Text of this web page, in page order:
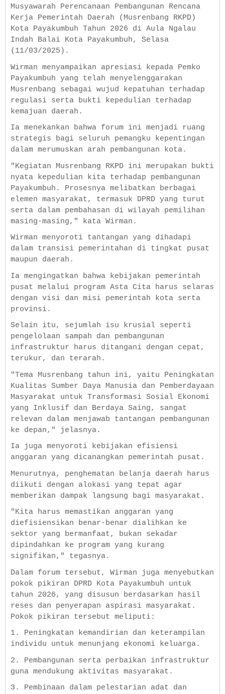
Musyawarah Perencanaan Pembangunan Rencana
Kerja Pemerintah Daerah (Musrenbang RKPD)
Kota Payakumbuh Tahun 2026 di Aula Ngalau
Indah Balai Kota Payakumbuh, Selasa
(11/03/2025).
Wirman menyampaikan apresiasi kepada Pemko
Payakumbuh yang telah menyelenggarakan
Musrenbang sebagai wujud kepatuhan terhadap
regulasi serta bukti kepedulian terhadap
kemajuan daerah.
Ia menekankan bahwa forum ini menjadi ruang
strategis bagi seluruh pemangku kepentingan
dalam merumuskan arah pembangunan kota.
"Kegiatan Musrenbang RKPD ini merupakan bukti
nyata kepedulian kita terhadap pembangunan
Payakumbuh. Prosesnya melibatkan berbagai
elemen masyarakat, termasuk DPRD yang turut
serta dalam pembahasan di wilayah pemilihan
masing-masing," kata Wirman.
Wirman menyoroti tantangan yang dihadapi
dalam transisi pemerintahan di tingkat pusat
maupun daerah.
Ia mengingatkan bahwa kebijakan pemerintah
pusat melalui program Asta Cita harus selaras
dengan visi dan misi pemerintah kota serta
provinsi.
Selain itu, sejumlah isu krusial seperti
pengelolaan sampah dan pembangunan
infrastruktur harus ditangani dengan cepat,
terukur, dan terarah.
"Tema Musrenbang tahun ini, yaitu Peningkatan
Kualitas Sumber Daya Manusia dan Pemberdayaan
Masyarakat untuk Transformasi Sosial Ekonomi
yang Inklusif dan Berdaya Saing, sangat
relevan dalam menjawab tantangan pembangunan
ke depan," jelasnya.
Ia juga menyoroti kebijakan efisiensi
anggaran yang dicanangkan pemerintah pusat.
Menurutnya, penghematan belanja daerah harus
diikuti dengan alokasi yang tepat agar
memberikan dampak langsung bagi masyarakat.
"Kita harus memastikan anggaran yang
diefisiensikan benar-benar dialihkan ke
sektor yang bermanfaat, bukan sekadar
dipindahkan ke program yang kurang
signifikan," tegasnya.
Dalam forum tersebut, Wirman juga menyebutkan
pokok pikiran DPRD Kota Payakumbuh untuk
tahun 2026, yang disusun berdasarkan hasil
reses dan penyerapan aspirasi masyarakat.
Pokok pikiran tersebut meliputi:
1. Peningkatan kemandirian dan keterampilan
individu untuk menunjang ekonomi keluarga.
2. Pembangunan serta perbaikan infrastruktur
guna mendukung aktivitas masyarakat.
3. Pembinaan dalam pelestarian adat dan